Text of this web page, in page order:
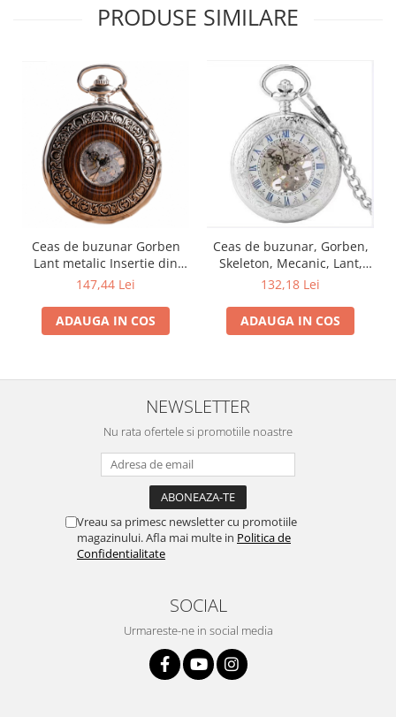
PRODUSE SIMILARE
Ceas de buzunar Gorben
Lant metalic Insertie din
lemn Skeleton Vintage
147,44 Lei
ADAUGA IN COS
Ceas de buzunar, Gorben,
Skeleton, Mecanic, Lant,
Vintage
132,18 Lei
ADAUGA IN COS
NEWSLETTER
Nu rata ofertele si promotiile noastre
Vreau sa primesc newsletter cu promotiile
magazinului. Afla mai multe in Politica de
Confidentialitate
SOCIAL
Urmareste-ne in social media